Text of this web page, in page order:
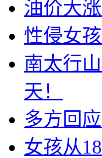
油价大
性侵女
南太行
天！
多方回
女孩从